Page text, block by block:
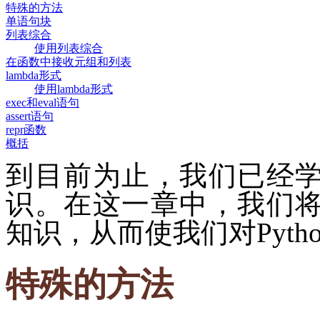
特殊的方法
单语句块
列表综合
使用列表综合
在函数中接收元组和列表
lambda形式
使用lambda形式
exec和eval语句
assert语句
repr函数
概括
到目前为止，我们已经
识。在这一章中，我们
知识，从而使我们对
特殊的方法